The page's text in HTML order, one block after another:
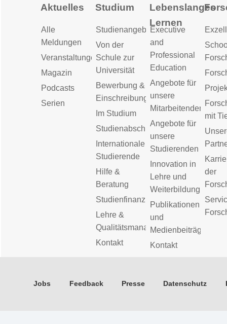
Aktuelles
Alle
Meldungen
Veranstaltungen
Magazin
Podcasts
Serien
Studium
Studienangebot
Von der
Schule zur
Universität
Bewerbung &
Einschreibung
Im Studium
Studienabschluss
Internationale
Studierende
Hilfe &
Beratung
Studienfinanzierung
Lehre &
Qualitätsmanagement
Kontakt
Lebenslanges
Lernen
Executive
and
Professional
Education
Angebote für
unsere
Mitarbeitenden
Angebote für
unsere
Studierenden
Innovation in
Lehre und
Weiterbildung
Publikationen
und
Medienbeiträge
Kontakt
mit
der
Jobs Feedback Presse Datenschutz